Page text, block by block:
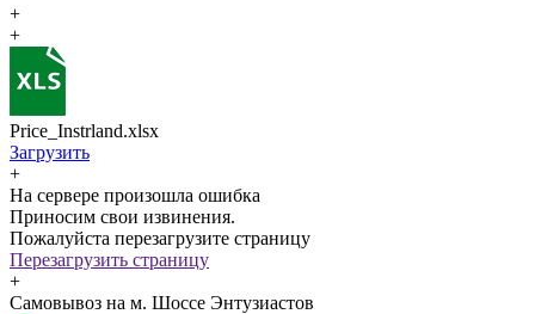
+
+
Price_Instrland.xlsx
Загрузить
+
На сервере произошла ошибка
Приносим свои извинения.
Пожалуйста перезагрузите страницу
Перезагрузить страницу
+
Самовывоз на м. Шоссе Энтузиастов